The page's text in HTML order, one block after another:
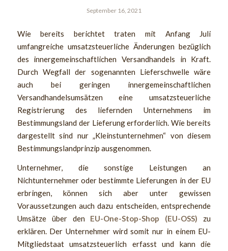
September 16, 2021
Wie bereits berichtet traten mit Anfang Juli
umfangreiche umsatzsteuerliche Änderungen bezüglich
des innergemeinschaftlichen Versandhandels in Kraft.
Durch Wegfall der sogenannten Lieferschwelle wäre
auch bei geringen innergemeinschaftlichen
Versandhandelsumsätzen eine umsatzsteuerliche
Registrierung des liefernden Unternehmens im
Bestimmungsland der Lieferung erforderlich. Wie bereits
dargestellt sind nur „Kleinstunternehmen“ von diesem
Bestimmungslandprinzip ausgenommen.
Unternehmer, die sonstige Leistungen an
Nichtunternehmer oder bestimmte Lieferungen in der EU
erbringen, können sich aber unter gewissen
Voraussetzungen auch dazu entscheiden, entsprechende
Umsätze über den EU-One-Stop-Shop (EU-OSS) zu
erklären. Der Unternehmer wird somit nur in einem EU-
Mitgliedstaat umsatzsteuerlich erfasst und kann die